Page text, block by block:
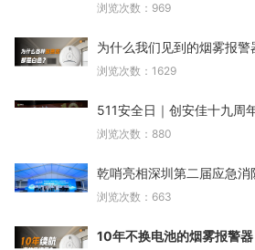
浏览次数：969
为什么我们见到的烟雾报警
浏览次数：1629
511安全日｜创安佳十九周
浏览次数：880
乾哨亮相深圳第二届应急
浏览次数：663
10年不换电池的烟雾报警